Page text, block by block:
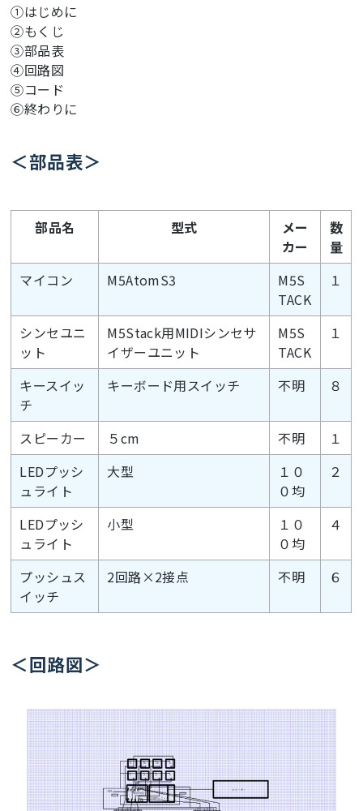
①はじめに
②もくじ
③部品表
④回路図
⑤コード
⑥終わりに
＜部品表＞
部品名 型式
メー
カー
数
量
マイコン
M5AtomS3
M5S
TACK
１
シンセユニ
ット
M5Stack用MIDIシンセサ
イザーユニット
M5S
TACK
１
キースイッ
チ
キーボード用スイッチ 不明 ８
スピーカー ５cm 不明
１
LEDプッシ
ュライト
大型
１０
０均
２
LEDプッシ
ュライト
小型
１０
０均
４
プッシュス
イッチ
2回路×2接点 不明 ６
＜回路図＞